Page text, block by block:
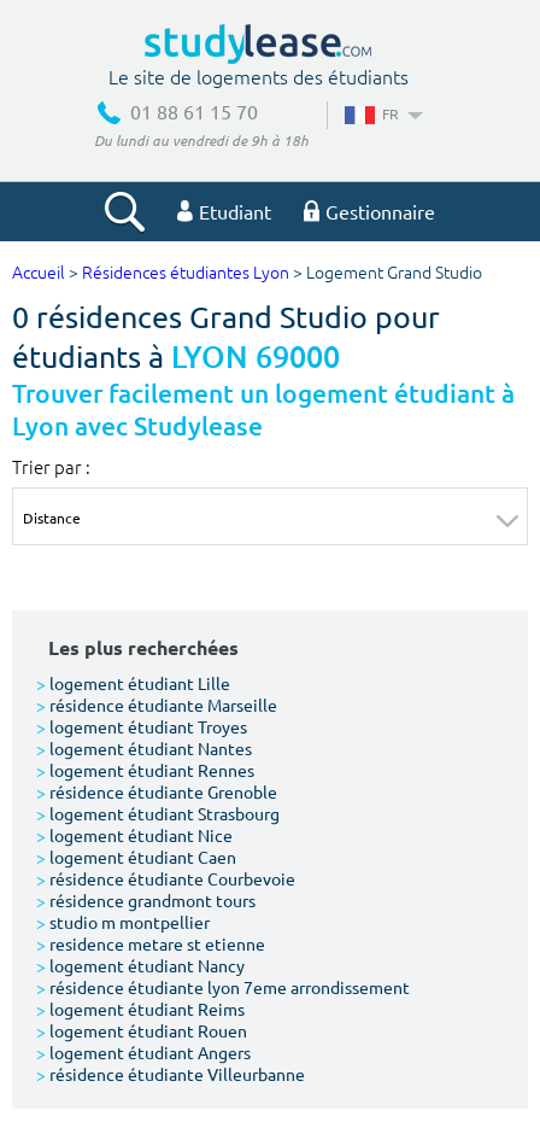
Le site de logements des étudiants
01 88 61 15 70
Du lundi au vendredi de 9h à 18h
FR
Etudiant Gestionnaire
Votre recherche
Ville, école
Type de location
Votre date d'entrée
Accueil > Résidences étudiantes Lyon > Logement Grand Studio
0 résidences Grand Studio pour
étudiants à LYON 69000
Trouver facilement un logement étudiant à
Lyon avec Studylease
Trier par :
Les plus recherchées
> logement étudiant Lille
> résidence étudiante Marseille
> logement étudiant Troyes
> logement étudiant Nantes
> logement étudiant Rennes
> résidence étudiante Grenoble
> logement étudiant Strasbourg
> logement étudiant Nice
> logement étudiant Caen
> résidence étudiante Courbevoie
> résidence grandmont tours
> studio m montpellier
> residence metare st etienne
> logement étudiant Nancy
> résidence étudiante lyon 7eme arrondissement
> logement étudiant Reims
> logement étudiant Rouen
> logement étudiant Angers
> résidence étudiante Villeurbanne